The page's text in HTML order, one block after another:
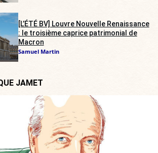
[L’ÉTÉ BV] Louvre Nouvelle Renaissance
: le troisième caprice patrimonial de
Macron
Samuel Martin
JAMET